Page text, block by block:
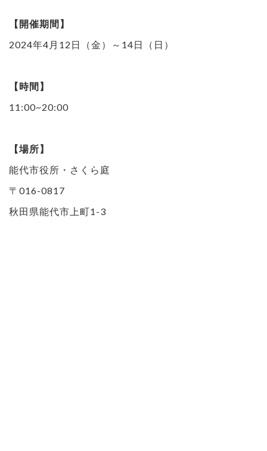
【開催期間】
2024年4月12日（金）～14日（日）
【時間】
11:00~20:00
【場所】
能代市役所・さくら庭
〒016-0817
秋田県能代市上町1-3